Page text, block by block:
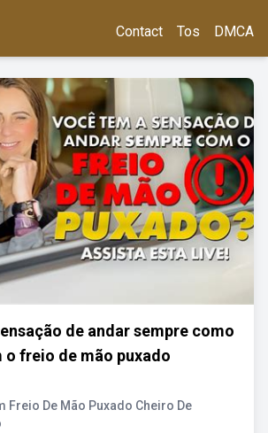
Contact Tos DMCA
de andar sempre como
o freio de mão puxado
Freio De Mão Puxado Cheiro De